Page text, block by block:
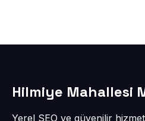
Hilmiye Mahallesi
Yerel SEO ve güvenilir